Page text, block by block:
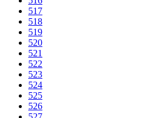
517
518
519
520
521
522
523
524
525
526